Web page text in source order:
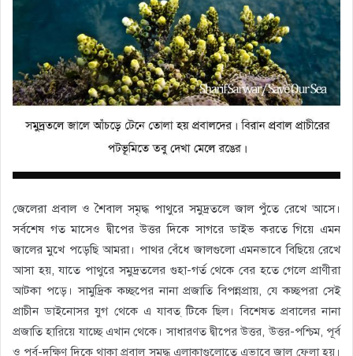
জেলেরা প্রবাল ও শৈবাল সমৃদ্ধ পাথুরে সমুদ্রতলে জাল পুঁতে রেখে আসে।
সর্বশেষ গত মাসেও দ্বীপের উত্তর দিকে সাগরে ডাইভ করতে গিয়ে এমন
জালের মুখে পড়েছি আমরা। পাথর বেঁধে জালগুলো এমনভাবে বিছিয়ে রেখে
আসা হয়, যাতে পাথুরে সমুদ্রতলের গুহা-গর্ত থেকে বের হতে গেলে প্রাণীরা
আটকা পড়ে। সামুদ্রিক কচ্ছপের নানা প্রজাতি বিপন্নপ্রায়, যে কচ্ছপরা সেই
প্রাচীন ডাইনোসর যুগ থেকে এ যাবত্ টিকে ছিল। বিশেষত প্রবালের নানা
প্রজাতি হারিয়ে যাচ্ছে এখান থেকে। সাধারণত দ্বীপের উত্তর, উত্তর-পশ্চিম, পূর্ব
ও পূর্ব-দক্ষিণ দিকে থাকা প্রবাল সমৃদ্ধ এলাকাগুলোতে এভাবে জাল ফেলা হয়।